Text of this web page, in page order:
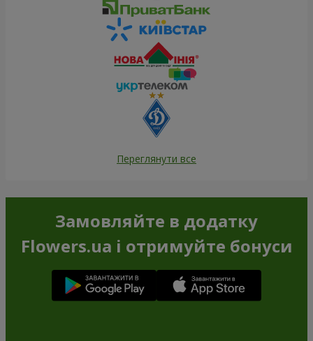
Переглянути все
Замовляйте в додатку
Flowers.ua і отримуйте бонуси